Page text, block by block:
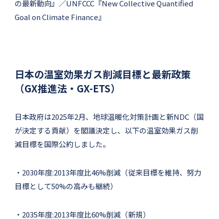
の最新動向』／UNFCCC『New Collective Quantified
Goal on Climate Finance』
日本の温室効果ガス削減目標と最新政策
（GX推進法・GX-ETS）
日本政府は2025年2月、地球温暖化対策計画と新NDC（国
が決定する貢献）を閣議決定し、以下の温室効果ガス削
減目標を国際公約しました。
・2030年度:2013年度比46%削減（従来目標を維持、努力
目標として50%の高みも継続）
・2035年度:2013年度比60%削減（新規）